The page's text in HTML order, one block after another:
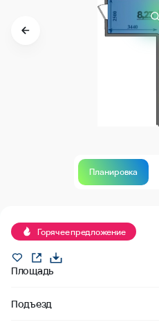
Планировка
Горячее предложение
Площадь
Подъезд